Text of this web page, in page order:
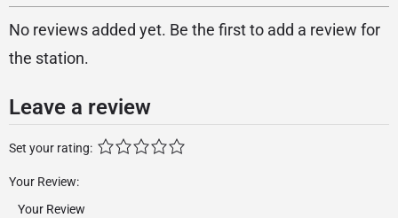
No reviews added yet. Be the first to add a review for
the station.
Leave a review
Set your rating:
Your Review: